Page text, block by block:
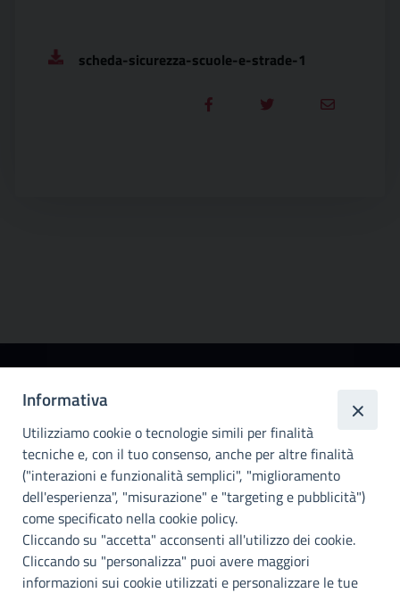
scheda-sicurezza-scuole-e-strade-1
metropolitana di
Palermo
Info e contatti
Città Metropoliitana di Palermo
Via Maqueda, 100 - 90134 - Palermo
Cod. Fisc. 80021470820
PEC: cm.pa@cert.cittametropolitana.pa.it
I nostri canali social
Informativa
Utilizziamo cookie o tecnologie simili per finalità
tecniche e, con il tuo consenso, anche per altre finalità
("interazioni e funzionalità semplici", "miglioramento
dell'esperienza", "misurazione" e "targeting e pubblicità")
come specificato nella cookie policy.
Cliccando su "accetta" acconsenti all'utilizzo dei cookie.
Cliccando su "personalizza" puoi avere maggiori
informazioni sui cookie utilizzati e personalizzare le tue